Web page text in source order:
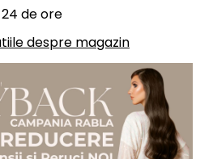
de ore
despre magazin